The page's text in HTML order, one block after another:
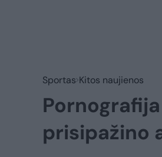
Sportas Kitos naujienos
prisipažino